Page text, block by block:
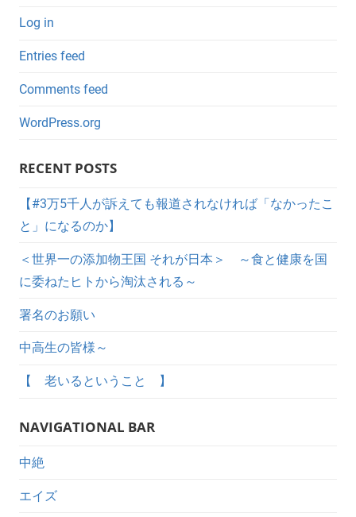
Log in
Entries feed
Comments feed
WordPress.org
RECENT POSTS
【#3万5千人が訴えても報道されなければ「なかったこ
と」になるのか】
＜世界一の添加物王国 それが日本＞ ～食と健康を国
に委ねたヒトから淘汰される～
署名のお願い
中高生の皆様～
【 老いるということ 】
NAVIGATIONAL BAR
中絶
エイズ